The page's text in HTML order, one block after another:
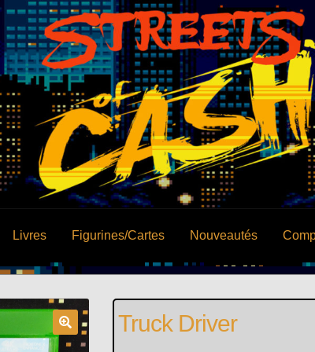
Livres Figurines/Cartes Nouveautés
Truck Driver